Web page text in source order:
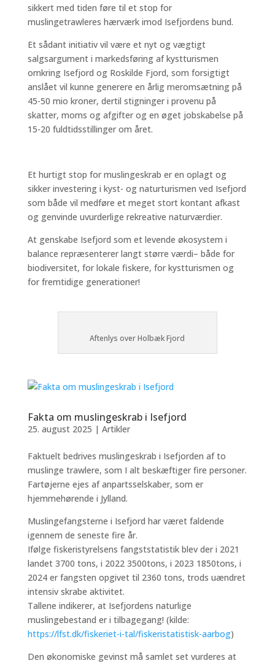
sikkert med tiden føre til et stop for
muslingetrawleres hærværk imod Isefjordens bund.
Et sådant initiativ vil være et nyt og vægtigt
salgsargument i markedsføring af kystturismen
omkring Isefjord og Roskilde Fjord, som forsigtigt
anslået vil kunne generere en årlig meromsætning på
45-50 mio kroner, dertil stigninger i provenu på
skatter, moms og afgifter og en øget jobskabelse på
15-20 fuldtidsstillinger om året.
Et hurtigt stop for muslingeskrab er en oplagt og
sikker investering i kyst- og naturturismen ved Isefjord
som både vil medføre et meget stort kontant afkast
og genvinde uvurderlige rekreative naturværdier.
At genskabe Isefjord som et levende økosystem i
balance repræsenterer langt større værdi– både for
biodiversitet, for lokale fiskere, for kystturismen og
for fremtidige generationer!
Aftenlys over Holbæk Fjord
Fakta om muslingeskrab i Isefjord
25. august 2025 | Artikler
Faktuelt bedrives muslingeskrab i Isefjorden af to
muslinge trawlere, som I alt beskæftiger fire personer.
Fartøjerne ejes af anpartsselskaber, som er
hjemmehørende i Jylland.
Muslingefangsterne i Isefjord har været faldende
igennem de seneste fire år.
Ifølge fiskeristyrelsens fangststatistik blev der i 2021
landet 3700 tons, i 2022 3500tons, i 2023 1850tons, i
2024 er fangsten opgivet til 2360 tons, trods uændret
intensiv skrabe aktivitet.
Tallene indikerer, at Isefjordens naturlige
muslingebestand er i tilbagegang! (kilde:
https://lfst.dk/fiskeriet-i-tal/fiskeristatistisk-aarbog)
Den økonomiske gevinst må samlet set vurderes at